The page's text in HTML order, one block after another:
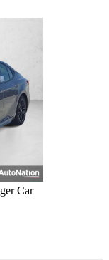
Car